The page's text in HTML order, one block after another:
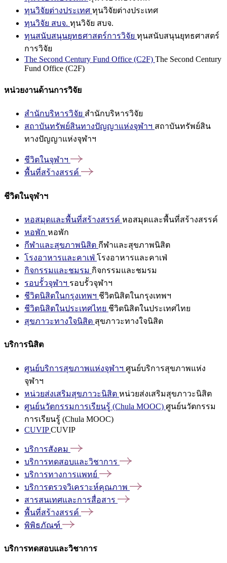
ทุนวิจัยต่างประเทศ ทุนวิจัยต่างประเทศ
ทุนวิจัย สบจ. ทุนวิจัย สบจ.
ทุนสนับสนุนยุทธศาสตร์การวิจัย ทุนสนับสนุนยุทธศาสตร์
การวิจัย
The Second Century Fund Office (C2F) The Second Century
Fund Office (C2F)
หน่วยงานด้านการวิจัย
สำนักบริหารวิจัย สำนักบริหารวิจัย
สถาบันทรัพย์สินทางปัญญาแห่งจุฬาฯ สถาบันทรัพย์สิน
ทางปัญญาแห่งจุฬาฯ
ชีวิตในจุฬาฯ
พื้นที่สร้างสรรค์
ชีวิตในจุฬาฯ
หอสมุดและพื้นที่สร้างสรรค์ หอสมุดและพื้นที่สร้างสรรค์
หอพัก หอพัก
กีฬาและสุขภาพนิสิต กีฬาและสุขภาพนิสิต
โรงอาหารและคาเฟ่ โรงอาหารและคาเฟ่
กิจกรรมและชมรม กิจกรรมและชมรม
รอบรั้วจุฬาฯ รอบรั้วจุฬาฯ
ชีวิตนิสิตในกรุงเทพฯ ชีวิตนิสิตในกรุงเทพฯ
ชีวิตนิสิตในประเทศไทย ชีวิตนิสิตในประเทศไทย
สุขภาวะทางใจนิสิต สุขภาวะทางใจนิสิต
บริการนิสิต
ศูนย์บริการสุขภาพแห่งจุฬาฯ ศูนย์บริการสุขภาพแห่ง
จุฬาฯ
หน่วยส่งเสริมสุขภาวะนิสิต หน่วยส่งเสริมสุขภาวะนิสิต
ศูนย์นวัตกรรมการเรียนรู้ (Chula MOOC) ศูนย์นวัตกรรม
การเรียนรู้ (Chula MOOC)
CUVIPCUVIP
บริการสังคม
บริการทดสอบและวิชาการ
บริการทางการแพทย์
บริการตรวจวิเคราะห์คุณภาพ
สารสนเทศและการสื่อสาร
พื้นที่สร้างสรรค์
พิพิธภัณฑ์
บริการทดสอบและวิชาการ